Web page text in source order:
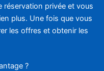
réservation privée et vous
plus. Une fois que vous
les offres et obtenir les
?